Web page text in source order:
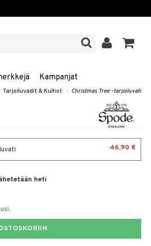
Kampanjat
Tarjoiluvadit & Kulhot » Christmas Tree -tarjoiluvati
46,90 €
heti